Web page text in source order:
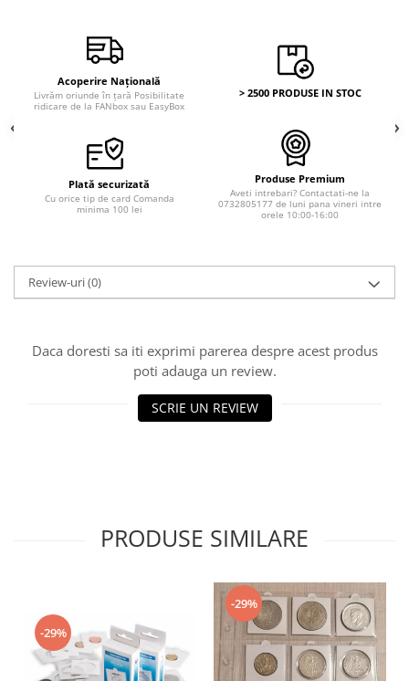
Acoperire Națională
Livrăm oriunde în țară Posibilitate
ridicare de la FANbox sau EasyBox
> 2500 PRODUSE IN STOC
Plată securizată
Cu orice tip de card Comanda
minima 100 lei
Produse Premium
Aveti intrebari? Contactati-ne la
0732805177 de luni pana vineri intre
orele 10:00-16:00
Review-uri(0)
Daca doresti sa iti exprimi parerea despre acest produs
poti adauga un review.
SCRIE UN REVIEW
PRODUSE SIMILARE
-29%
-29%